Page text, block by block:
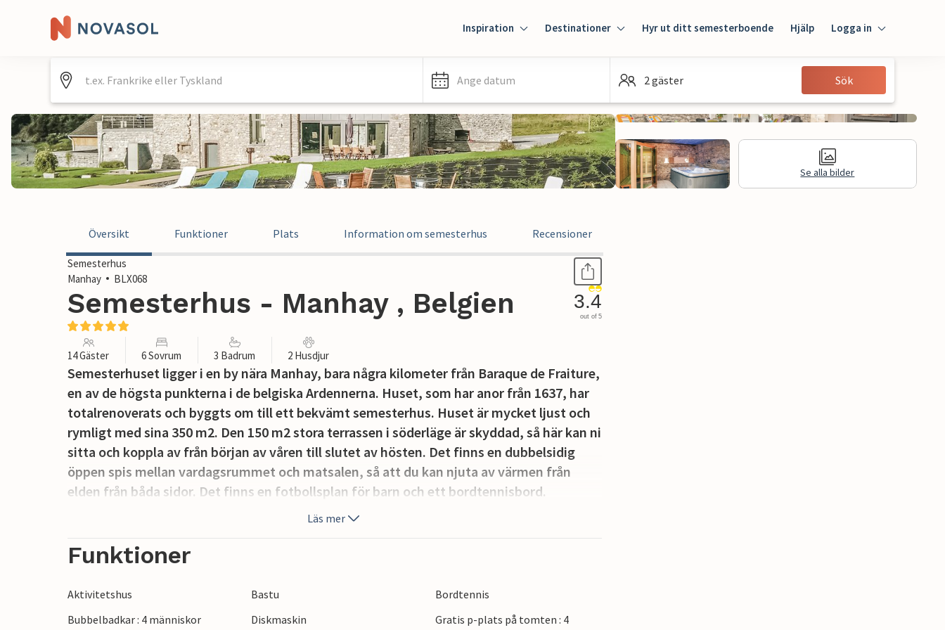
Inspiration Destinationer Hyr ut ditt semesterboende Hjälp Logga in
Gäst
Ange datum 2 gäster Sök
Se alla bilder
Översikt Funktioner Plats Information om semesterhus Recensioner
Semesterhus
Manhay
BLX068
Semesterhus - Manhay , Belgien 3.4
out of 5
14 Gäster 6 Sovrum 3 Badrum 2 Husdjur
Semesterhuset ligger i en by nära Manhay, bara några kilometer från Baraque de Fraiture,
en av de högsta punkterna i de belgiska Ardennerna. Huset, som har anor från 1637, har
totalrenoverats och byggts om till ett bekvämt semesterhus. Huset är mycket ljust och
rymligt med sina 350 m2. Den 150 m2 stora terrassen i söderläge är skyddad, så här kan ni
sitta och koppla av från början av våren till slutet av hösten. Det finns en dubbelsidig
öppen spis mellan vardagsrummet och matsalen, så att du kan njuta av värmen från
elden från båda sidor. Det finns en fotbollsplan för barn och ett bordtennisbord.
Semesterhuset är utrustat med bastu och bubbelpool, och från 1 maj till 30 september
eftersom husets ägare också har hästboxar och betesmarker i omedelbar närhet. Detta
överenskommelse med ägaren och med en eventuell ökning av depositionen. Grupper
Läs mer
Funktioner
Aktivitetshus Bastu
Bordtennis
Bubbelbadkar : 4 människor
Diskmaskin
Gratis p-plats på tomten : 4